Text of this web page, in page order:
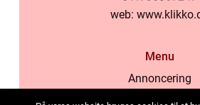
web:
Menu
Annoncering